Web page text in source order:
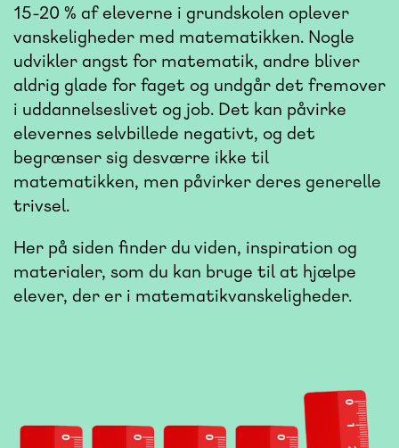
15-20 % af eleverne i grundskolen oplever
vanskeligheder med matematikken. Nogle
udvikler angst for matematik, andre bliver
aldrig glade for faget og undgår det fremover
i uddannelseslivet og job. Det kan påvirke
elevernes selvbillede negativt, og det
begrænser sig desværre ikke til
matematikken, men påvirker deres generelle
trivsel.
Her på siden finder du viden, inspiration og
materialer, som du kan bruge til at hjælpe
elever, der er i matematikvanskeligheder.